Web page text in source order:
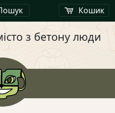
Кошик
з бетону люди